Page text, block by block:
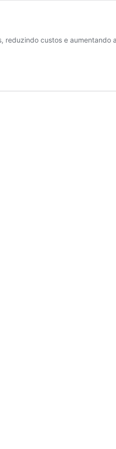
reduzindo custos e aumentando